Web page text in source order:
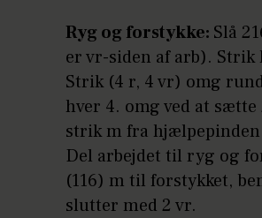
Ryg og forstykke: Slå
er vr-siden af arb).
Strik (4 r, 4 vr) omg
hver 4. omg ved at
strik m fra
Del arbejdet til ryg og
(116) m til forstykket,
slutter med 2 vr.